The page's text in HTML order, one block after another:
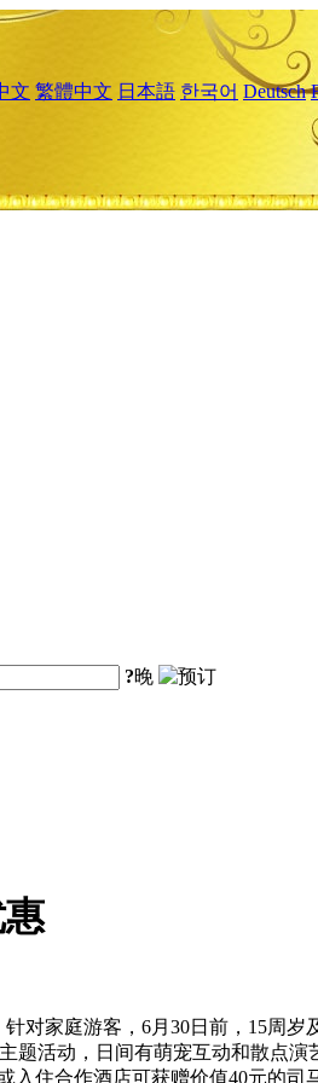
文 繁體中文 日本語 한국어 Deutsch
?晚
对家庭游客，6月30日前，15周
题活动，日间有萌宠互动和散点
入住合作酒店可获赠价值40元的